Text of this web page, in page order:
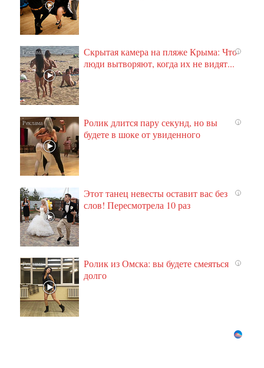
i
Скрытая камера на пляже Крыма: Что
люди вытворяют, когда их не видят...
i
Ролик длится пару секунд, но вы
будете в шоке от увиденного
i
Этот танец невесты оставит вас без
слов! Пересмотрела 10 раз
i
Ролик из Омска: вы будете смеяться
долго